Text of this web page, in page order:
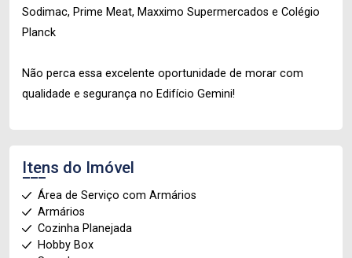
Sodimac, Prime Meat, Maxximo Supermercados e Colégio
Planck
Não perca essa excelente oportunidade de morar com
qualidade e segurança no Edifício Gemini!
Itens do Imóvel
Área de Serviço com Armários
Armários
Cozinha Planejada
Hobby Box